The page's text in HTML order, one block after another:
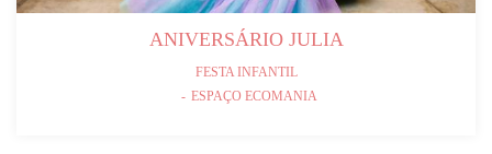
ANIVERSÁRIO JULIA
FESTA INFANTIL
ESPAÇO ECOMANIA